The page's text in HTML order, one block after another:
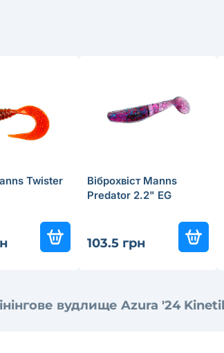
Twister
Віброхвіст Manns
Predator 2.2" EG
103.5 грн
вудлище Azura '24